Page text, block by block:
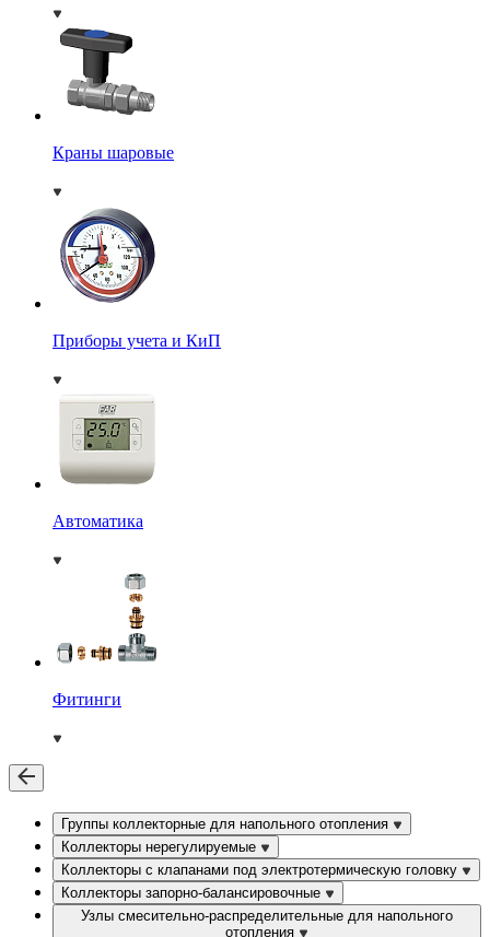
Краны шаровые
Приборы учета и КиП
Автоматика
Фитинги
Группы коллекторные для напольного отопления
Коллекторы нерегулируемые
Коллекторы с клапанами под электротермическую головку
Коллекторы запорно-балансировочные
Узлы смесительно-распределительные для напольного
отопления